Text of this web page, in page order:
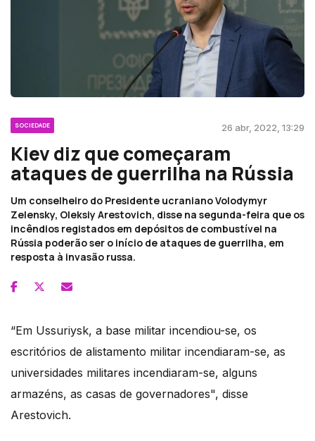
SOCIEDADE 26 abr, 2022, 13:29
Kiev diz que começaram
ataques de guerrilha na Rússia
Um conselheiro do Presidente ucraniano Volodymyr
Zelensky, Oleksiy Arestovich, disse na segunda-feira que os
incêndios registados em depósitos de combustível na
Rússia poderão ser o início de ataques de guerrilha, em
resposta à invasão russa.
“Em Ussuriysk, a base militar incendiou-se, os
escritórios de alistamento militar incendiaram-se, as
universidades militares incendiaram-se, alguns
armazéns, as casas de governadores", disse
Arestovich.